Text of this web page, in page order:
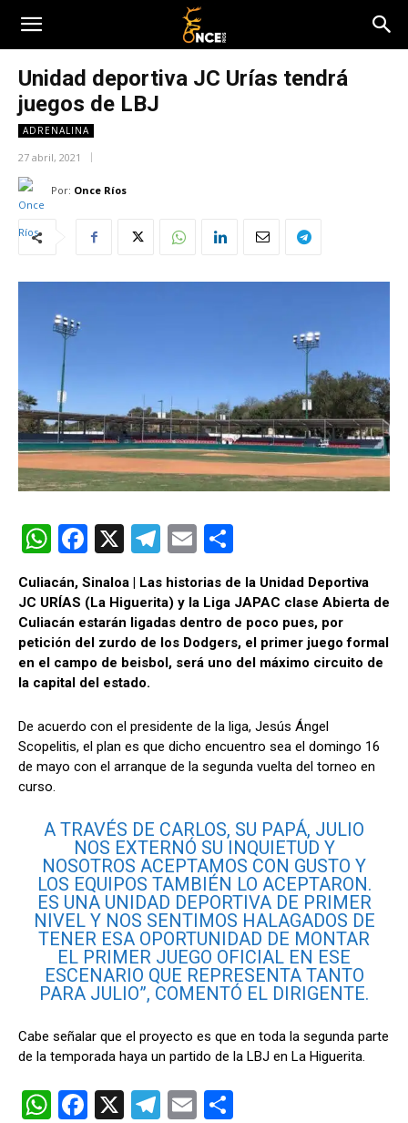
Unidad deportiva JC Urías tendrá
juegos de LBJ
ADRENALINA
27 abril, 2021
Por: Once Ríos
W
at
s
A
p
F
ce
b
o
o
X
T
e
gr
a
E
ail m
p
ar
Culiacán, Sinaloa | Las historias de la Unidad Deportiva
JC URÍAS (La Higuerita) y la Liga JAPAC clase Abierta de
Culiacán estarán ligadas dentro de poco pues, por
petición del zurdo de los Dodgers, el primer juego formal
en el campo de beisbol, será uno del máximo circuito de
la capital del estado.
De acuerdo con el presidente de la liga, Jesús Ángel
Scopelitis, el plan es que dicho encuentro sea el domingo 16
de mayo con el arranque de la segunda vuelta del torneo en
curso.
A TRAVÉS DE CARLOS, SU PAPÁ, JULIO
NOS EXTERNÓ SU INQUIETUD Y
NOSOTROS ACEPTAMOS CON GUSTO Y
LOS EQUIPOS TAMBIÉN LO ACEPTARON.
ES UNA UNIDAD DEPORTIVA DE PRIMER
NIVEL Y NOS SENTIMOS HALAGADOS DE
TENER ESA OPORTUNIDAD DE MONTAR
EL PRIMER JUEGO OFICIAL EN ESE
ESCENARIO QUE REPRESENTA TANTO
PARA JULIO”, COMENTÓ EL DIRIGENTE.
Cabe señalar que el proyecto es que en toda la segunda parte
de la temporada haya un partido de la LBJ en La Higuerita.
W F
X
T
E